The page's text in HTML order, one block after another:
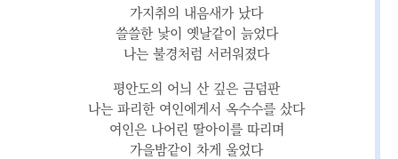
가지취의 내음새가 났다
쓸쓸한 낯이 옛날같이 늙었다
나는 불경처럼 서러워졌다
평안도의 어늬 산 깊은 금덤판
나는 파리한 여인에게서 옥수수를 샀다
여인은 나어린 딸아이를 따리며
가을밤같이 차게 울었다